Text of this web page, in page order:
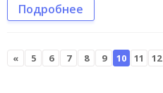
Подробнее
« 5 6 7 8 9 10 11 12